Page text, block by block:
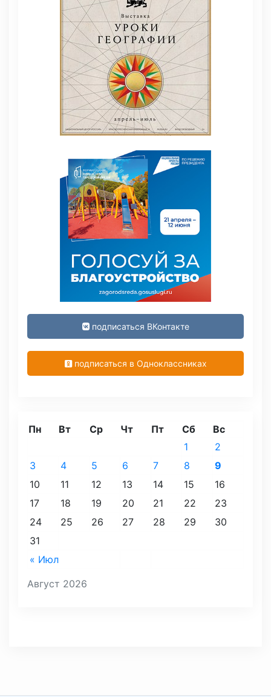
подписаться ВКонтакте
подписаться в Одноклассниках
Август 2026
Пн Вт Ср Чт Пт Сб Вс
« Июл
1
2
3
4 5 6 7 8
9
10
11 12 13 14 15
16
17
18 19 20 21 22
23
24
25 26 27 28 29
30
31